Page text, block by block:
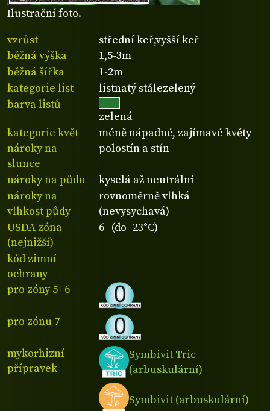
Ilustrační foto.
vzrůst
střední keř,vyšší keř
běžná výška
1,5-3m
běžná šířka
1-2m
kategorie list
listnatý stálezelený
barva listů
zelená
kategorie květ
méně nápadné, zajímavé květy
nároky na
slunce
polostín a stín
nároky na půdu
kyselá až neutrální
nároky na
vlhkost půdy
rovnoměrně vlhká
(nevysychavá)
USDA zóna
(nejnižší)
6 (do -23°C)
kód zimní
ochrany
pro zóny 5+6
pro zónu 7
mykorhizní
přípravek
Symbivit Tric
(arbuskulární)
Symbivit (arbuskulární)